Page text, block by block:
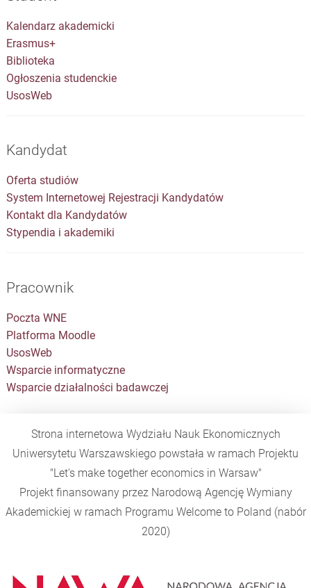
Kalendarz akademicki
Erasmus+
Biblioteka
Ogłoszenia studenckie
UsosWeb
Kandydat
Oferta studiów
System Internetowej Rejestracji Kandydatów
Kontakt dla Kandydatów
Stypendia i akademiki
Pracownik
Poczta WNE
Platforma Moodle
UsosWeb
Wsparcie informatyczne
Wsparcie działalności badawczej
Strona internetowa Wydziału Nauk Ekonomicznych
Uniwersytetu Warszawskiego powstała w ramach Projektu
"Let's make together economics in Warsaw"
Projekt finansowany przez Narodową Agencję Wymiany
Akademickiej w ramach Programu Welcome to Poland (nabór
2020)